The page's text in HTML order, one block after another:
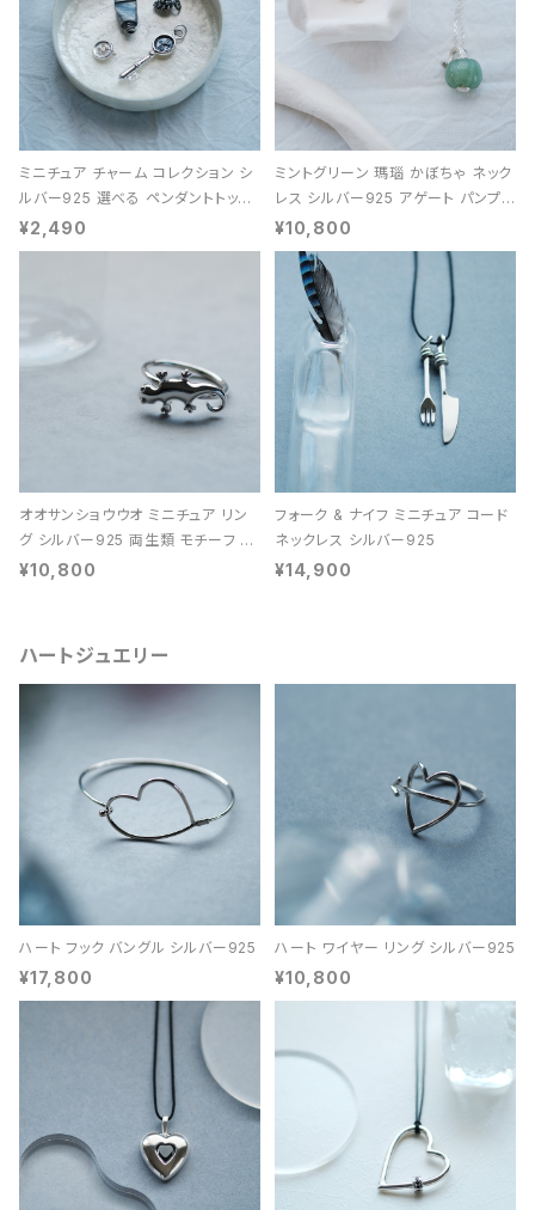
ミニチュア チャーム コレクション シ
ルバー925 選べる ペンダントトップ
レディース ユニセックス
¥2,490
ミントグリーン 瑪瑙 かぼちゃ ネック
レス シルバー925 アゲート パンプキ
ン 天然石 レディース
¥10,800
オオサンショウウオ ミニチュア リン
グ シルバー925 両生類 モチーフ レ
ディース ユニセックス
¥10,800
フォーク & ナイフ ミニチュア コード
ネックレス シルバー925
¥14,900
ハートジュエリー
ハート フック バングル シルバー925
¥17,800
ハート ワイヤー リング シルバー925
¥10,800